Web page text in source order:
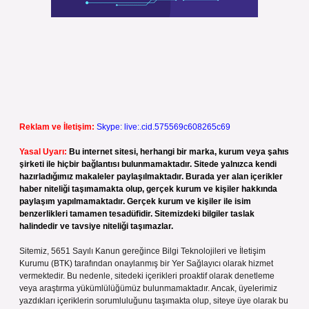
Reklam ve İletişim: Skype: live:.cid.575569c608265c69
Yasal Uyarı: Bu internet sitesi, herhangi bir marka, kurum veya şahıs
şirketi ile hiçbir bağlantısı bulunmamaktadır. Sitede yalnızca kendi
hazırladığımız makaleler paylaşılmaktadır. Burada yer alan içerikler
haber niteliği taşımamakta olup, gerçek kurum ve kişiler hakkında
paylaşım yapılmamaktadır. Gerçek kurum ve kişiler ile isim
benzerlikleri tamamen tesadüfidir. Sitemizdeki bilgiler taslak
halindedir ve tavsiye niteliği taşımazlar.
Sitemiz, 5651 Sayılı Kanun gereğince Bilgi Teknolojileri ve İletişim
Kurumu (BTK) tarafından onaylanmış bir Yer Sağlayıcı olarak hizmet
vermektedir. Bu nedenle, sitedeki içerikleri proaktif olarak denetleme
veya araştırma yükümlülüğümüz bulunmamaktadır. Ancak, üyelerimiz
yazdıkları içeriklerin sorumluluğunu taşımakta olup, siteye üye olarak bu